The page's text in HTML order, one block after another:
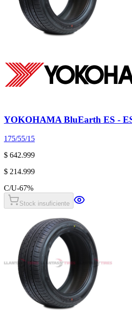
YOKOHAMA BluEarth ES -
175/55/15
$ 642.999
$ 214.999
C/U-67%
Stock insuficiente